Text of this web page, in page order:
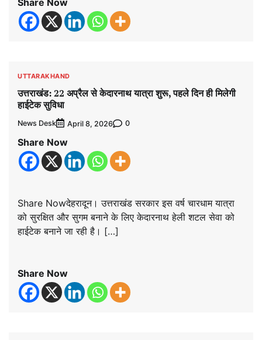
Share Now
UTTARAKHAND
उत्तराखंड: 22 अप्रैल से केदारनाथ यात्रा शुरू, पहले दिन ही मिलेगी
हाईटेक सुविधा
News Desk April 8, 2026 0
Share Now
Share Nowदेहरादून। उत्तराखंड सरकार इस वर्ष चारधाम यात्रा
को सुरक्षित और सुगम बनाने के लिए केदारनाथ हेली शटल सेवा को
हाईटेक बनाने जा रही है। […]
Share Now